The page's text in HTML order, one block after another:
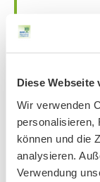
Diese Webseite
Wir verwenden
personalisieren,
können und die
analysieren.
Verwendung
Achtung:
Änderungen
Fahrkarten
Kontakt-